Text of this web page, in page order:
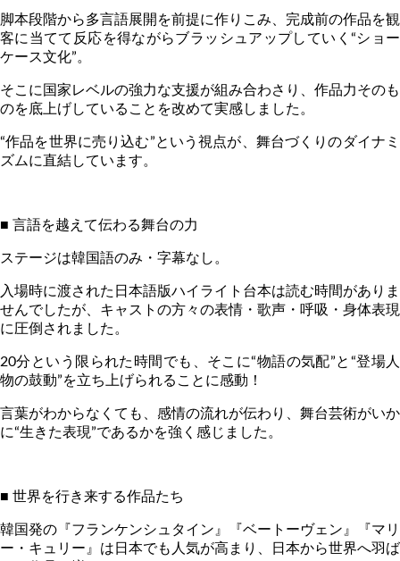
脚本段階から多言語展開を前提に作りこみ、完成前の作品を観
客に当てて反応を得ながらブラッシュアップしていく“ショー
ケース文化”。
そこに国家レベルの強力な支援が組み合わさり、作品力そのも
のを底上げしていることを改めて実感しました。
“作品を世界に売り込む”という視点が、舞台づくりのダイナミ
ズムに直結しています。
■ 言語を越えて伝わる舞台の力
ステージは韓国語のみ・字幕なし。
入場時に渡された日本語版ハイライト台本は読む時間がありま
せんでしたが、キャストの方々の表情・歌声・呼吸・身体表現
に圧倒されました。
20分という限られた時間でも、そこに“物語の気配”と “登場人
物の鼓動”を立ち上げられることに感動！
言葉がわからなくても、感情の流れが伝わり、舞台芸術がいか
に“生きた表現”であるかを強く感じました。
■ 世界を行き来する作品たち
韓国発の『フランケンシュタイン』『ベートーヴェン』『マリ
ー・キュリー』は日本でも人気が高まり、日本から世界へ羽ば